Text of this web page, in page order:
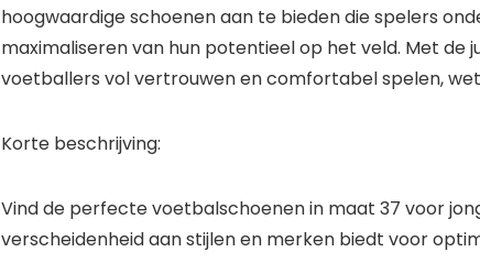
hoogwaardige schoenen aan te bieden die spelers
maximaliseren van hun potentieel op het veld. Met de
voetballers vol vertrouwen en comfortabel spelen,
Korte beschrijving:
Vind de perfecte voetbalschoenen in maat 37 voor
verscheidenheid aan stijlen en merken biedt voor